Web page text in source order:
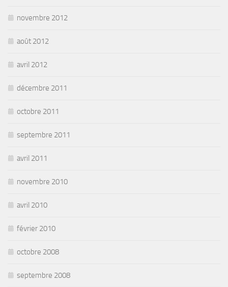
novembre 2012
août 2012
avril 2012
décembre 2011
octobre 2011
septembre 2011
avril 2011
novembre 2010
avril 2010
février 2010
octobre 2008
septembre 2008